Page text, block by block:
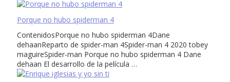
Porque no hubo spiderman 4
ContenidosPorque no hubo spiderman 4Dane
dehaanReparto de spider-man 4Spider-man 4 2020 tobey
maguireSpider-man Porque no hubo spiderman 4 Dane
dehaan El desarrollo de la película …